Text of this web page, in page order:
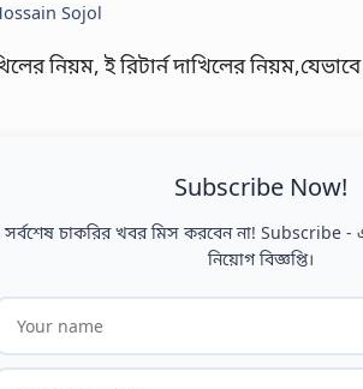
Sojol
Subscribe Now!
সর্বশেষ চাকরির খবর মিস করবেন না! Subscribe -
নিয়োগ বিজ্ঞপ্তি।